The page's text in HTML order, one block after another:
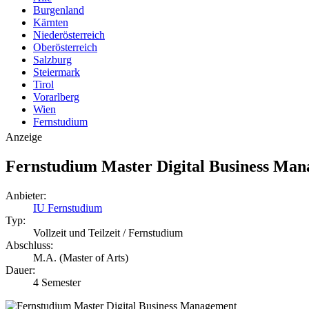
Burgenland
Kärnten
Niederösterreich
Oberösterreich
Salzburg
Steiermark
Tirol
Vorarlberg
Wien
Fernstudium
Anzeige
Fernstudium Master Digital Business
Anbieter:
IU Fernstudium
Typ:
Vollzeit und Teilzeit / Fernstudium
Abschluss:
M.A. (Master of Arts)
Dauer:
4 Semester